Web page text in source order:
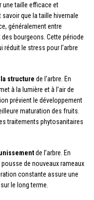
une taille efficace et
savoir que la taille hivernale
généralement entre
bourgeons. Cette période
réduit le stress pour l’arbre
structure de l’arbre. En
à la lumière et à l’air de
prévient le développement
maturation des fruits.
traitements phytosanitaires
de l’arbre. En
de nouveaux rameaux
constante assure une
le long terme.